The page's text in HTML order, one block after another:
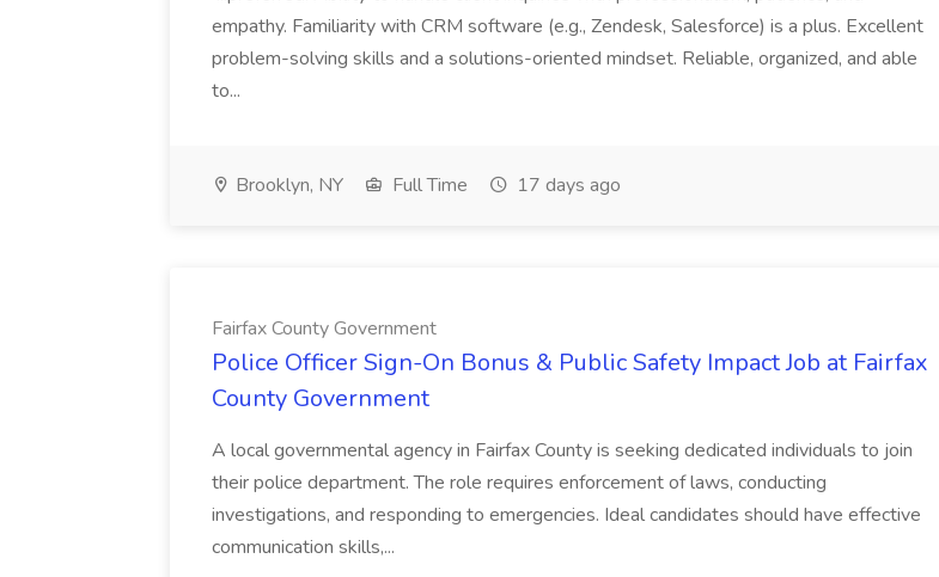
empathy. Familiarity with CRM software (e.g., Zendesk, Salesforce) is a plus. Excellent
problem-solving skills and a solutions-oriented mindset. Reliable, organized, and able
to...
Brooklyn, NY Full Time 17 days ago
Fairfax County Government
Police Officer Sign-On Bonus & Public Safety Impact Job at Fairfax
County Government
A local governmental agency in Fairfax County is seeking dedicated individuals to join
their police department. The role requires enforcement of laws, conducting
investigations, and responding to emergencies. Ideal candidates should have effective
communication skills,...